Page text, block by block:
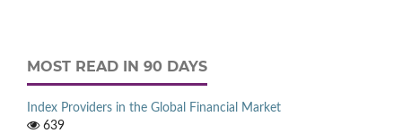
MOST READ IN 90 DAYS
Index Providers in the Global Financial Market
639